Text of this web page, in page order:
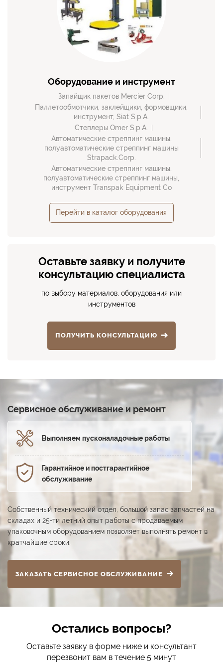
Оборудование и инструмент
Запайщик пакетов Mercier Corp.
Паллетообмотчики, заклейщики, формовщики,
инструмент, Siat S.p.A.
Степлеры Omer S.p.A.
Автоматические стреппинг машины,
полуавтоматические стреппинг машины
Strapack.Corp.
Автоматические стреппинг машины,
полуавтоматические стреппинг машины,
инструмент Transpak Equipment Co
Перейти в каталог оборудования
Оставьте заявку и получите
консультацию специалиста
по выбору материалов, оборудования или
инструментов
ПОЛУЧИТЬ КОНСУЛЬТАЦИЮ
Сервисное обслуживание и ремонт
Выполняем пуско­наладочные работы
Гарантийное и постга­рантийное
обслуживание
Собственный технический отдел, большой запас запчастей на
складах и 25-ти летний опыт работы с продаваемым
упаковочным оборудованием позволяет выполнять ремонт в
кратчайшие сроки.
ЗАКАЗАТЬ СЕРВИСНОЕ ОБСЛУЖИВАНИЕ
Остались вопросы?
Оставьте заявку в форме ниже и консультант
перезвонит вам в течение 5 минут